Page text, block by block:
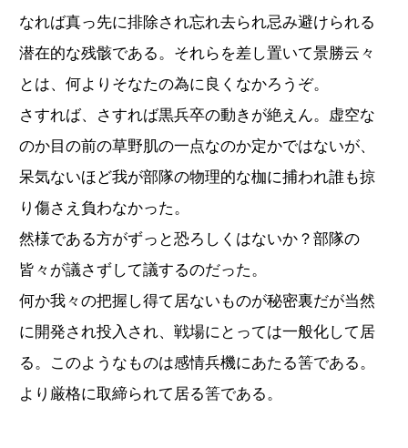
なれば真っ先に排除され忘れ去られ忌み避けられる
潜在的な残骸である。それらを差し置いて景勝云々
とは、何よりそなたの為に良くなかろうぞ。
さすれば、さすれば黒兵卒の動きが絶えん。虚空な
のか目の前の草野肌の一点なのか定かではないが、
呆気ないほど我が部隊の物理的な枷に捕われ誰も掠
り傷さえ負わなかった。
然様である方がずっと恐ろしくはないか？部隊の
皆々が議さずして議するのだった。
何か我々の把握し得て居ないものが秘密裏だが当然
に開発され投入され、戦場にとっては一般化して居
る。このようなものは感情兵機にあたる筈である。
より厳格に取締られて居る筈である。